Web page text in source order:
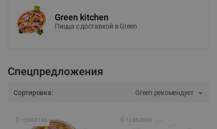
Green kitchen
Пицца c доставкой в Green
Спецпредложения
Сортировка: Green рекомендует
🕘 12:00-21:00 🕘 12:00-20:00